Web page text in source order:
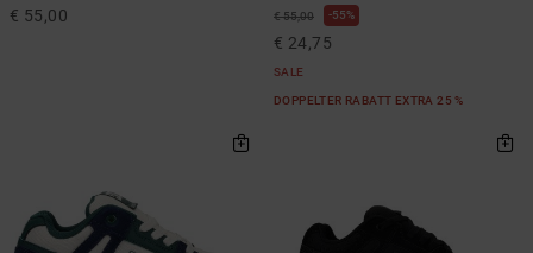
€ 55,00 € 55,00 55%
€ 24,75
SALE
DOPPELTER RABATT EXTRA 25 %